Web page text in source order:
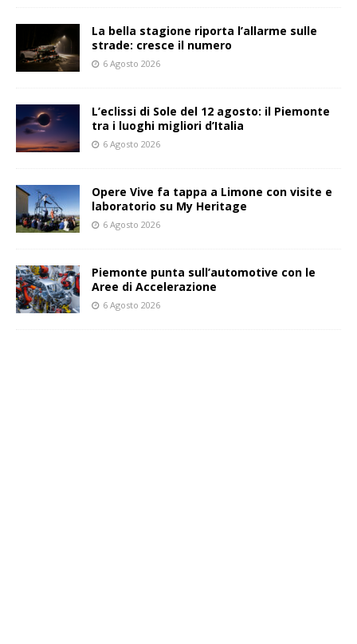
La bella stagione riporta l’allarme sulle
strade: cresce il numero
6 Agosto 2026
L’eclissi di Sole del 12 agosto: il Piemonte
tra i luoghi migliori d’Italia
6 Agosto 2026
Opere Vive fa tappa a Limone con visite e
laboratorio su My Heritage
6 Agosto 2026
Piemonte punta sull’automotive con le
Aree di Accelerazione
6 Agosto 2026